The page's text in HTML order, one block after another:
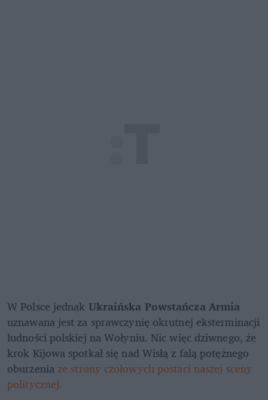
W Polsce jednak Ukraińska Powstańcza Armia
uznawana jest za sprawczynię okrutnej eksterminacji
ludności polskiej na Wołyniu. Nic więc dziwnego, że
krok Kijowa spotkał się nad Wisłą z falą potężnego
oburzenia ze strony czołowych postaci naszej sceny
politycznej.